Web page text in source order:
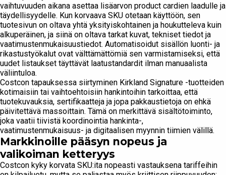
vaihtuvuuden aikana asettaa lisäarvon product cardien laadulle ja
täydellisyydelle. Kun korvaava SKU otetaan käyttöön, sen
tuotesivun on oltava yhtä yksityiskohtainen ja houkutteleva kuin
alkuperäinen, ja siinä on oltava tarkat kuvat, tekniset tiedot ja
vaatimustenmukaisuustiedot. Automatisoidut sisällön luonti- ja
rikastustyökalut ovat välttämättömiä sen varmistamiseksi, että
uudet listaukset täyttävät laatustandardit ilman manuaalista
väliintuloa.
Costcon tapauksessa siirtyminen Kirkland Signature -tuotteiden
kotimaisiin tai vaihtoehtoisiin hankintoihin tarkoittaa, että
tuotekuvauksia, sertifikaatteja ja jopa pakkaustietoja on ehkä
päivitettävä massoittain. Tämä on merkittävä sisältötoiminto,
joka vaatii tiivistä koordinointia hankinta-,
vaatimustenmukaisuus- ja digitaalisen myynnin tiimien välillä.
Markkinoille pääsyn nopeus ja
valikoiman ketteryys
Costcon kyky korvata SKU:ita nopeasti vastauksena tariffeihin